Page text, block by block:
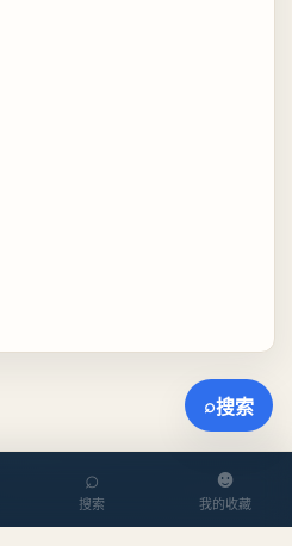
⌕
搜索
☻
我的收藏
⌕搜索